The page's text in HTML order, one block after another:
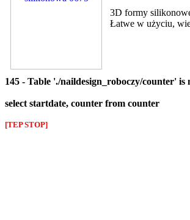
3D formy
Łatwe w użyciu,
145 - Table './naildesign_roboczy/counter'
select startdate, counter from counter
[TEP STOP]